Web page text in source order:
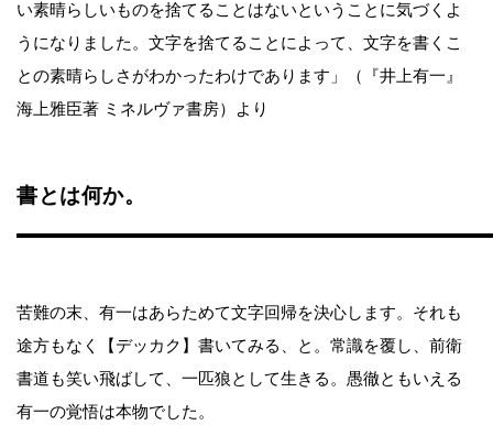
い素晴らしいものを捨てることはないということに気づくよ
うになりました。文字を捨てることによって、文字を書くこ
との素晴らしさがわかったわけであります」（『井上有一』
海上雅臣著 ミネルヴァ書房）より
書とは何か。
苦難の末、有一はあらためて文字回帰を決心します。それも
途方もなく【デッカク】書いてみる、と。常識を覆し、前衛
書道も笑い飛ばして、一匹狼として生きる。愚徹ともいえる
有一の覚悟は本物でした。